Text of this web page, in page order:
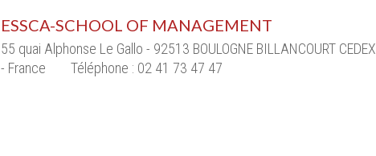
ESSCA-SCHOOL OF MANAGEMENT
55 quai Alphonse Le Gallo - 92513 BOULOGNE BILLANCOURT CEDEX
- France
Téléphone : 02 41 73 47 47